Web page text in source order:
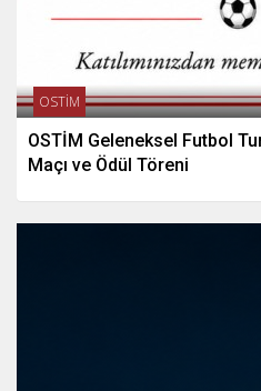
OSTİM
OSTİM Geleneksel Futbol
Maçı ve Ödül Töreni